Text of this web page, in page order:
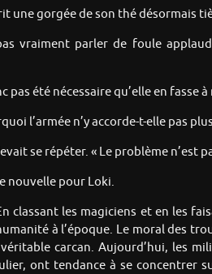
une gorgée de son thé désormais
vraiment parler de foule
été nécessaire qu’elle en fasse à
l’armée n’y accorde-t-elle pas
se répéter. « Le problème n’est
nouvelle pour Loki.
classant les magiciens et en les
à l’époque. Le moral des
carcan. Aujourd’hui, les
ont tendance à se concentrer